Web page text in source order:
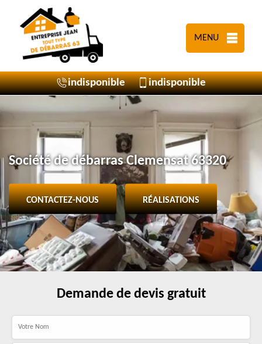
MENU
indisponible indisponible
Société de débarras Clemensat 63320
CONTACTEZ-NOUS RÉALISATIONS
Demande de devis gratuit